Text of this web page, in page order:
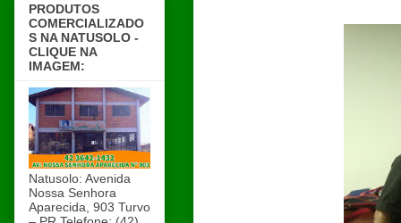
PRODUTOS
COMERCIALIZADO
S NA NATUSOLO -
CLIQUE NA
IMAGEM:
Natusolo: Avenida
Nossa Senhora
Aparecida, 903 Turvo